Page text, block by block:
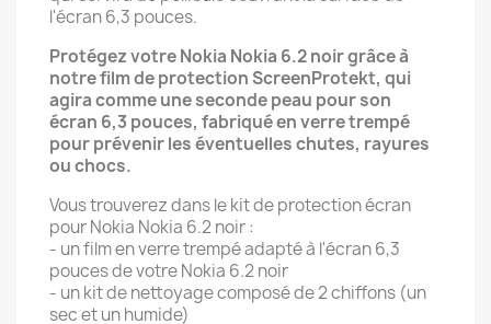
l'écran 6,3 pouces.
Protégez votre Nokia Nokia 6.2 noir grâce à
notre film de protection ScreenProtekt, qui
agira comme une seconde peau pour son
écran 6,3 pouces, fabriqué en verre trempé
pour prévenir les éventuelles chutes, rayures
ou chocs.
Vous trouverez dans le kit de protection écran
pour Nokia Nokia 6.2 noir :
- un film en verre trempé adapté à l'écran 6,3
pouces de votre Nokia 6.2 noir
- un kit de nettoyage composé de 2 chiffons (un
sec et un humide)